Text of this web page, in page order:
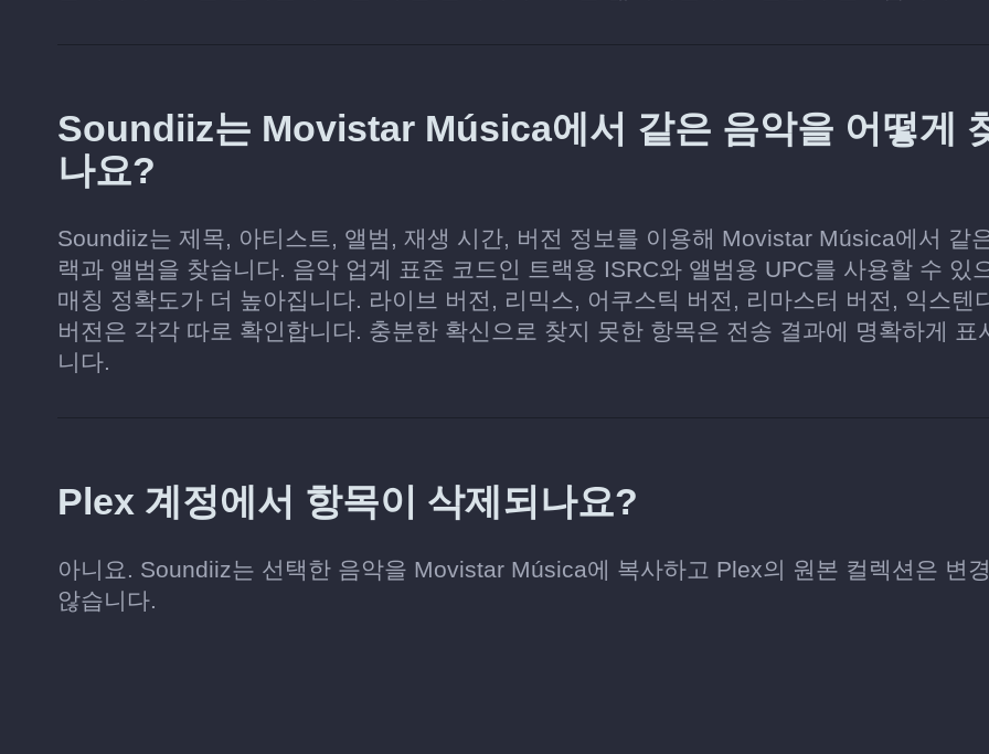
Soundiiz는 Movistar Música에서 같은 음악을 어떻게
나요?
Soundiiz는 제목, 아티스트, 앨범, 재생 시간, 버전 정보를 이용해 Movistar Música에서 같
랙과 앨범을 찾습니다. 음악 업계 표준 코드인 트랙용 ISRC와 앨범용 UPC를 사용할 수 있
매칭 정확도가 더 높아집니다. 라이브 버전, 리믹스, 어쿠스틱 버전, 리마스터 버전, 익스텐
버전은 각각 따로 확인합니다. 충분한 확신으로 찾지 못한 항목은 전송 결과에 명확하게 표
니다.
Plex 계정에서 항목이 삭제되나요?
아니요. Soundiiz는 선택한 음악을 Movistar Música에 복사하고 Plex의 원본 컬렉션은 변
않습니다.